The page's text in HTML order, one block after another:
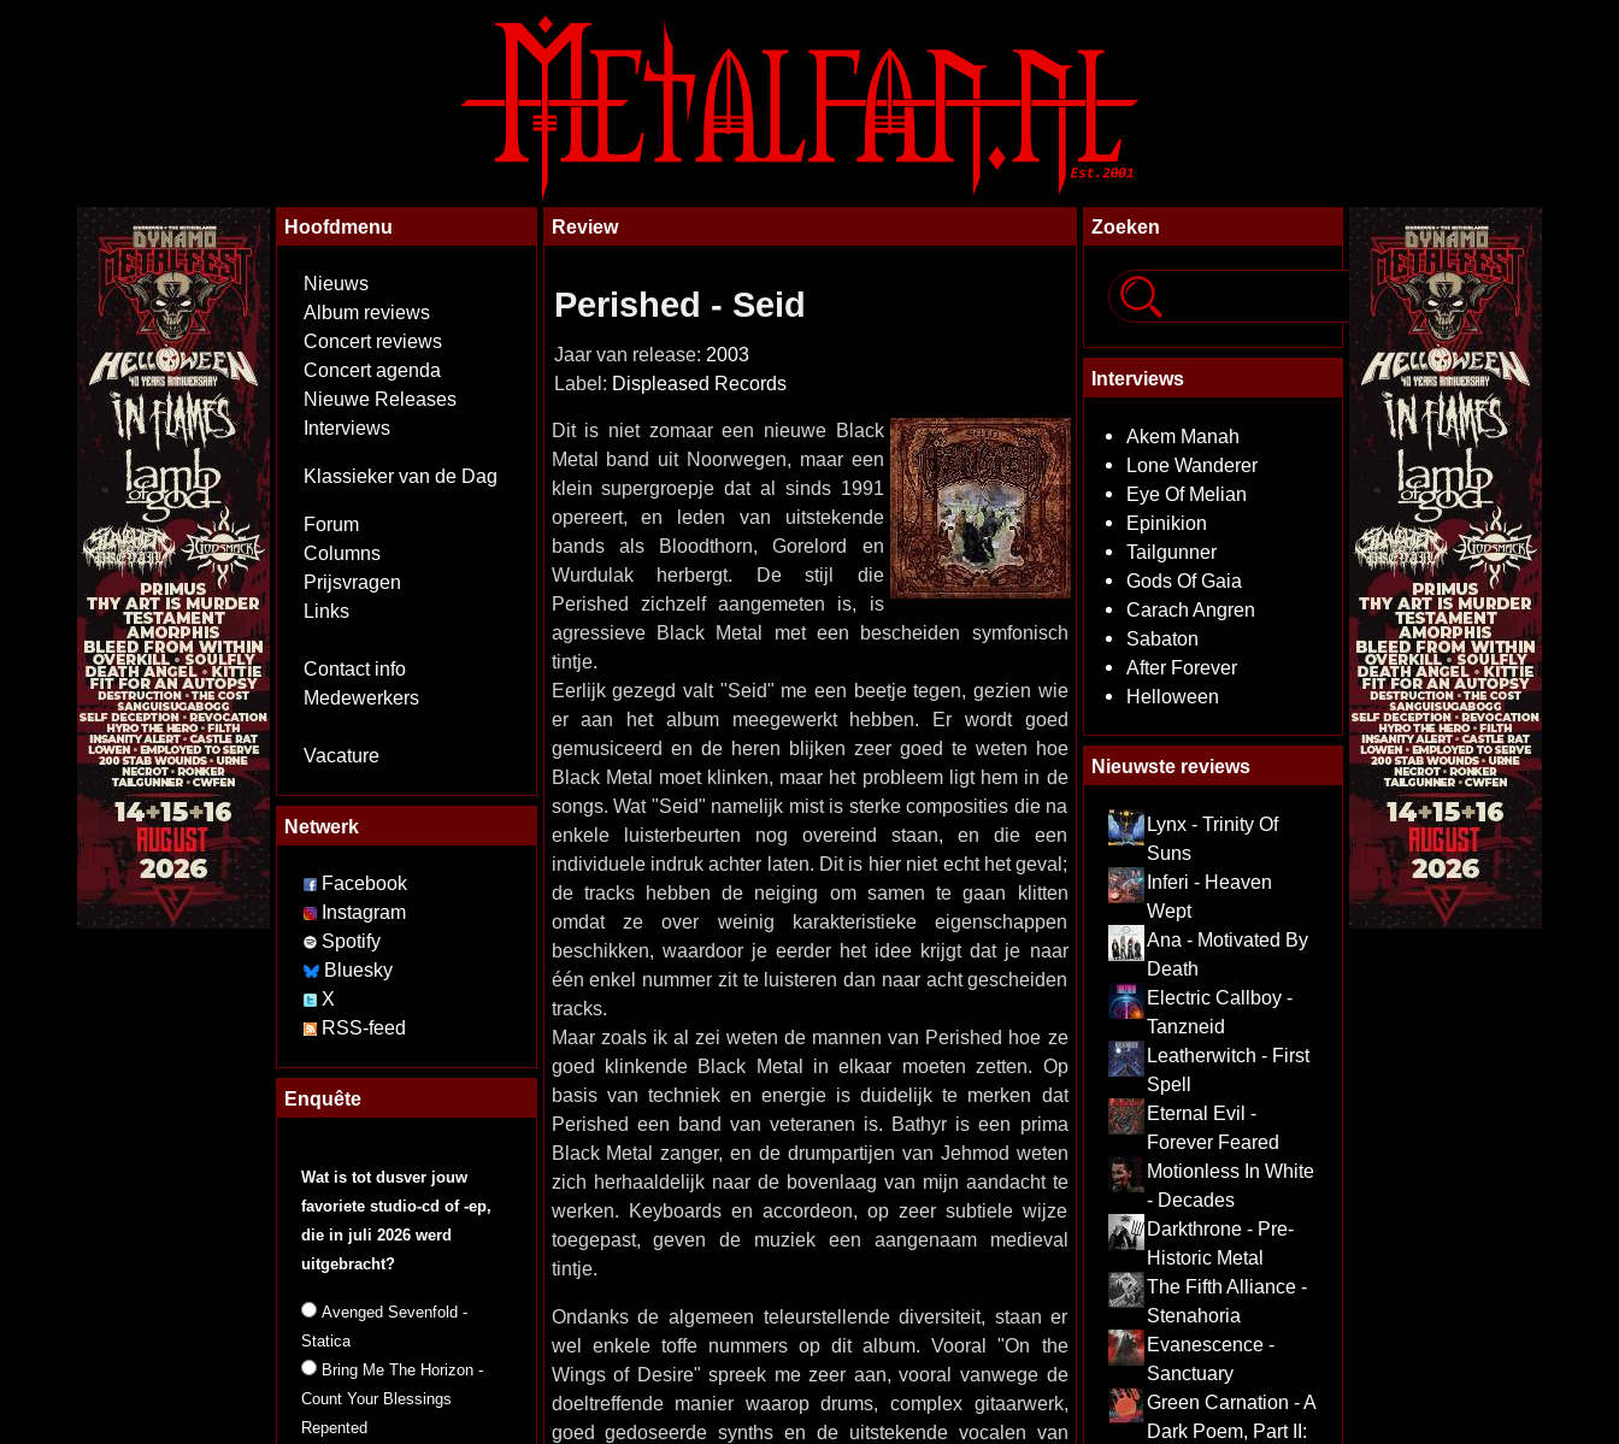
Hoofdmenu
Nieuws
Album reviews
Concert reviews
Concert agenda
Nieuwe Releases
Interviews
Klassieker van de Dag
Forum
Columns
Prijsvragen
Links
Contact info
Medewerkers
Vacature
Netwerk
Facebook
Instagram
Spotify
Bluesky
X
RSS-feed
Enquête
Wat is tot dusver jouw
favoriete studio-cd of -ep,
die in juli 2026 werd
uitgebracht?
Avenged Sevenfold -
Statica
Bring Me The Horizon -
Count Your Blessings
Repented
Review
Perished - Seid
Jaar van release: 2003
Label: Displeased Records
Dit is niet zomaar een nieuwe Black
Metal band uit Noorwegen, maar een
klein supergroepje dat al sinds 1991
opereert, en leden van uitstekende
bands als Bloodthorn, Gorelord en
Wurdulak herbergt. De stijl die
Perished zichzelf aangemeten is, is
agressieve Black Metal met een bescheiden symfonisch
tintje.
Eerlijk gezegd valt "Seid" me een beetje tegen, gezien wie
er aan het album meegewerkt hebben. Er wordt goed
gemusiceerd en de heren blijken zeer goed te weten hoe
Black Metal moet klinken, maar het probleem ligt hem in de
songs. Wat "Seid" namelijk mist is sterke composities die na
enkele luisterbeurten nog overeind staan, en die een
individuele indruk achter laten. Dit is hier niet echt het geval;
de tracks hebben de neiging om samen te gaan klitten
omdat ze over weinig karakteristieke eigenschappen
beschikken, waardoor je eerder het idee krijgt dat je naar
één enkel nummer zit te luisteren dan naar acht gescheiden
tracks.
Maar zoals ik al zei weten de mannen van Perished hoe ze
goed klinkende Black Metal in elkaar moeten zetten. Op
basis van techniek en energie is duidelijk te merken dat
Perished een band van veteranen is. Bathyr is een prima
Black Metal zanger, en de drumpartijen van Jehmod weten
zich herhaaldelijk naar de bovenlaag van mijn aandacht te
werken. Keyboards en accordeon, op zeer subtiele wijze
toegepast, geven de muziek een aangenaam medieval
tintje.
Ondanks de algemeen teleurstellende diversiteit, staan er
wel enkele toffe nummers op dit album. Vooral "On the
Wings of Desire" spreek me zeer aan, vooral vanwege de
doeltreffende manier waarop drums, complex gitaarwerk,
goed gedoseerde synths en de uitstekende vocalen van
Zoeken
Interviews
Akem Manah
Lone Wanderer
Eye Of Melian
Epinikion
Tailgunner
Gods Of Gaia
Carach Angren
Sabaton
After Forever
Helloween
Nieuwste reviews
Lynx - Trinity Of
Suns
Inferi - Heaven
Wept
Ana - Motivated By
Death
Electric Callboy -
Tanzneid
Leatherwitch - First
Spell
Eternal Evil -
Forever Feared
Motionless In White
- Decades
Darkthrone - Pre-
Historic Metal
The Fifth Alliance -
Stenahoria
Evanescence -
Sanctuary
Green Carnation - A
Dark Poem, Part II: